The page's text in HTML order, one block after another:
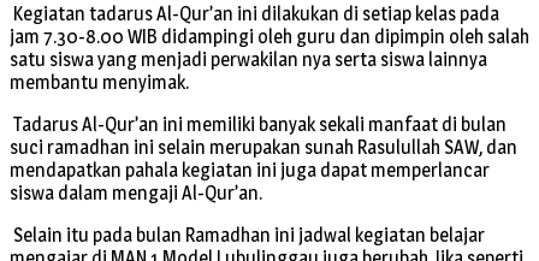
Kegiatan tadarus Al-Qur’an ini dilakukan di setiap kelas pada
jam 7.30-8.00 WIB didampingi oleh guru dan dipimpin oleh salah
satu siswa yang menjadi perwakilan nya serta siswa lainnya
membantu menyimak.
Tadarus Al-Qur’an ini memiliki banyak sekali manfaat di bulan
suci ramadhan ini selain merupakan sunah Rasulullah SAW, dan
mendapatkan pahala kegiatan ini juga dapat memperlancar
siswa dalam mengaji Al-Qur’an.
Selain itu pada bulan Ramadhan ini jadwal kegiatan belajar